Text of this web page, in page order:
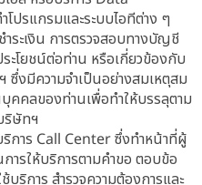
ปรแกรมและระบบไอทีต่าง ๆ
ระเงิน การตรวจสอบทางบัญชี
ะโยชน์ต่อท่าน หรือเกี่ยวข้องกับ
ซึ่งมีความจำเป็นอย่างสมเหตุสม
คคลของท่านเพื่อทำให้บรรลุตาม
ริษัทฯ
การ Call Center ซึ่งทำหน้าที่ผู้
ารให้บริการตามคำขอ ตอบข้อ
ริการ สำรวจความต้องการและ